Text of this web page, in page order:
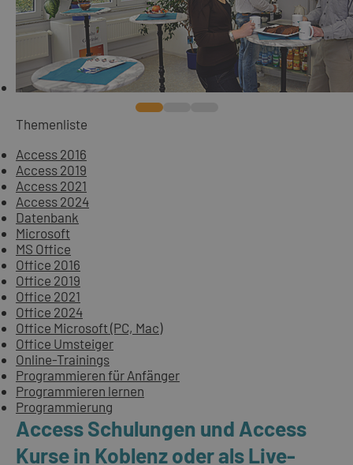
Themenliste
Access 2016
Access 2019
Access 2021
Access 2024
Datenbank
Microsoft
MS Office
Office 2016
Office 2019
Office 2021
Office 2024
Office Microsoft (PC, Mac)
Office Umsteiger
Online-Trainings
Programmieren für Anfänger
Programmieren lernen
Programmierung
Access Schulungen und Access
Kurse in Koblenz oder als Live-